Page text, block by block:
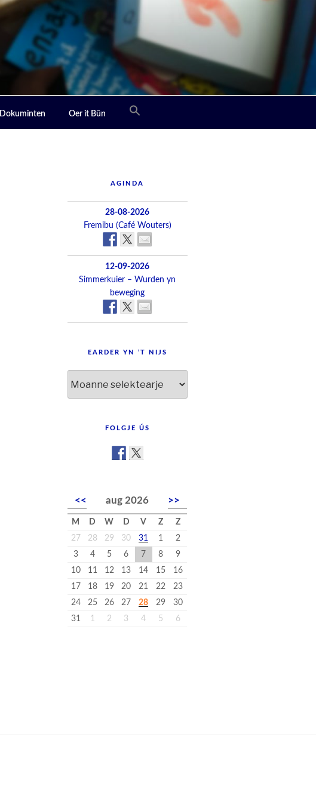
Dokuminten Oer it Bûn
AGINDA
28-08-2026
Fremibu (Café Wouters)
12-09-2026
Simmerkuier – Wurden yn
beweging
EARDER YN ’T NIJS
yn
FOLGJE ÚS
<< aug 2026 >>
M D W D V Z
Z
27
28 29 30 31 1
2
3
4 5 6 7 8
9
10
11 12 13 14 15
16
17
18 19 20 21 22
23
24
25 26 27 28 29
30
31
1 2 3 4 5 6